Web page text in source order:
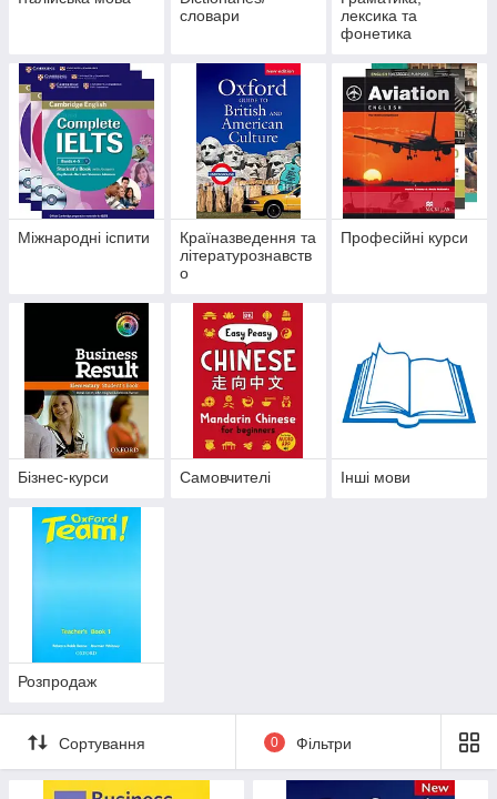
словари
лексика та
фонетика
Міжнародні іспити
Країназведення та
літературознавств
о
Професійні курси
Бізнес-курси Самовчителі Інші мови
Розпродаж
Сортування 0 Фільтри